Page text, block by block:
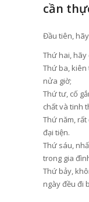
cần
Đầu tiên,
Thứ hai, hãy
Thứ ba, kiên
nửa giờ;
Thứ tư, cố
chất và tinh
Thứ năm,
đại tiện.
Thứ sáu,
trong gia
Thứ bảy,
ngày đều đi